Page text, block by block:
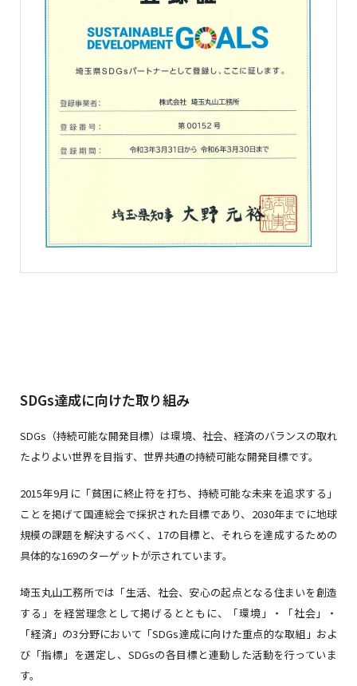
SDGs達成に向けた取り組み
SDGs（持続可能な開発目標）は環境、社会、経済のバランスの取れ
たよりよい世界を目指す、世界共通の持続可能な開発目標です。
2015年9月に「貧困に終止符を打ち、持続可能な未来を追求する」
ことを掲げて国連総会で採択された目標であり、2030年までに地球
規模の課題を解決するべく、17の目標と、それらを達成するための
具体的な169のターゲットが示されています。
埼玉丸山工務所では「生活、社会、安心の起点となる住まいを創造
する」を経営理念として掲げるとともに、「環境」・「社会」・
「経済」の3分野において「SDGs達成に向けた重点的な取組」およ
び「指標」を選定し、SDGsの各目標と連動した活動を行っていま
す。